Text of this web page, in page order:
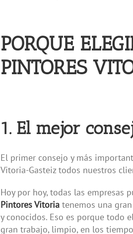
PORQUE
PINTORES
1. El mejor
El primer consejo y más
Vitoria-Gasteiz todos nuestros
Hoy por hoy, todas las empresas
Pintores Vitoria tenemos una
y conocidos. Eso es porque todo
gran trabajo, limpio, en los